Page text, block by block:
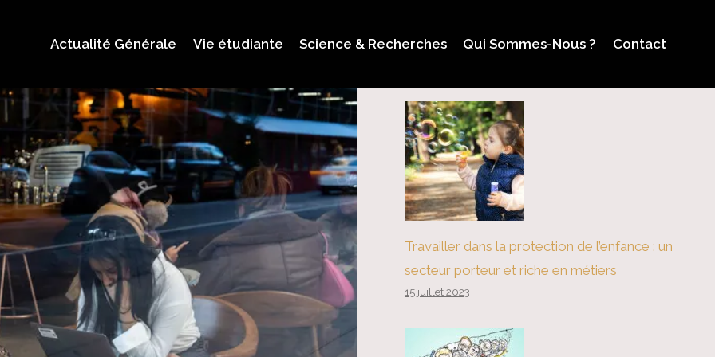
Actualité Générale Vie étudiante Science & Recherches Qui Sommes-Nous ? Contact
Travailler dans la protection de l’enfance : un
secteur porteur et riche en métiers
15 juillet 2023